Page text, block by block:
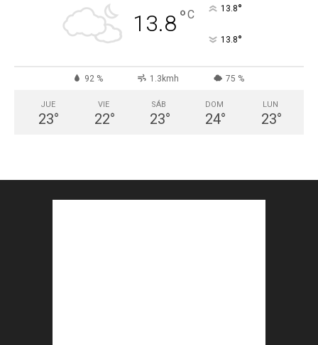
13.8°C 13.8°
13.8°
92 % 1.3kmh 75 %
JUE
23°
VIE
22°
SÁB
23°
DOM
24°
LUN
23°